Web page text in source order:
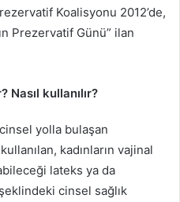
Koalisyonu 2012’de,
Prezervatif Günü” ilan
Nasıl kullanılır?
yolla bulaşan
kadınların vajinal
lateks ya da
cinsel sağlık